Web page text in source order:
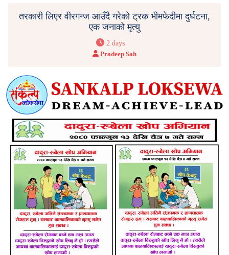
तरकारी लिएर वीरगन्ज आउँदै गरेको ट्रक भीमफेदीमा दुर्घटना,
एक जनाको मृत्यु
2 days
Pradeep Sah